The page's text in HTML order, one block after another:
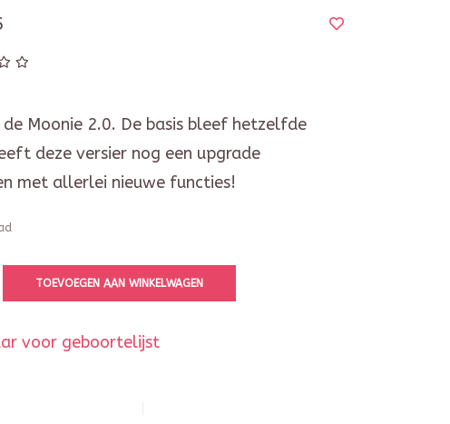
Moonie 2.0. De basis bleef hetzelfde
deze versier nog een upgrade
met allerlei nieuwe functies!
TOEVOEGEN AAN WINKELWAGEN
voor geboortelijst